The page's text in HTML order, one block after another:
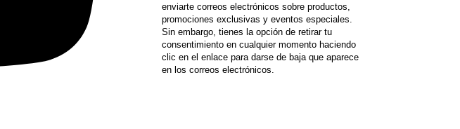
enviarte correos electrónicos sobre productos,
promociones exclusivas y eventos especiales.
Sin embargo, tienes la opción de retirar tu
consentimiento en cualquier momento haciendo
clic en el enlace para darse de baja que aparece
en los correos electrónicos.